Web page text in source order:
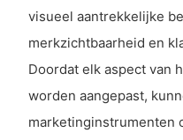
visueel aantrekkelijke
merkzichtbaarheid en
Doordat elk aspect van
worden aangepast,
marketinginstrumenten